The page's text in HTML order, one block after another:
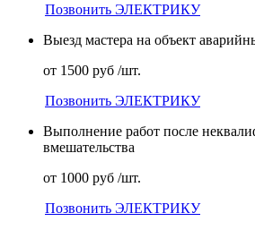
Позвонить ЭЛЕКТРИКУ
Выезд мастера на объект
от 1500 руб /шт.
Позвонить ЭЛЕКТРИКУ
Выполнение работ после
вмешательства
от 1000 руб /шт.
Позвонить ЭЛЕКТРИКУ